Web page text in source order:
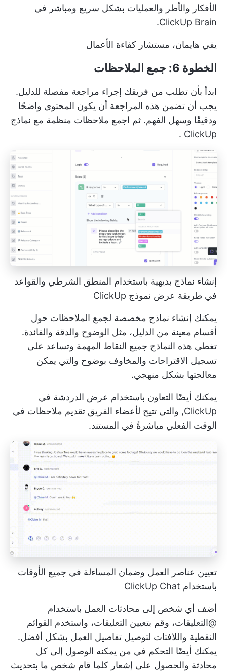
الأفكار والأطر والعمليات بشكل سريع ومباشر في
ClickUp Brain.
يفي هايمان، مستشار كفاءة الأعمال
الخطوة 6: جمع الملاحظات
ابدأ بأن تطلب من فريقك إجراء مراجعة مفصلة للدليل.
يجب أن تضمن هذه المراجعة أن يكون المحتوى واضحًا
ودقيقًا وسهل الفهم. ثم اجمع ملاحظات منظمة مع نماذج
ClickUp
.
إنشاء نماذج بديهية باستخدام المنطق الشرطي والقواعد
في طريقة عرض نموذج ClickUp
يمكنك إنشاء نماذج مخصصة لجمع الملاحظات حول
أقسام معينة من الدليل، مثل الوضوح والدقة والفائدة.
تغطي هذه النماذج جميع النقاط المهمة وتساعد على
تسجيل الاقتراحات والمخاوف بوضوح والتي يمكن
معالجتها بشكل منهجي.
يمكنك أيضًا التعاون باستخدام عرض الدردشة في
ClickUp, والتي تتيح لأعضاء الفريق تقديم ملاحظات في
الوقت الفعلي مباشرةً في المستند.
تعيين عناصر العمل وضمان المساءلة في جميع الأوقات
باستخدام ClickUp Chat
أضف أي شخص إلى محادثات العمل باستخدام
@التعليقات، وقم بتعيين التعليقات، واستخدم القوائم
النقطية واللافتات لتوصيل تفاصيل العمل بشكل أفضل.
يمكنك أيضًا التحكم في من يمكنه الوصول إلى كل
محادثة والحصول على إشعار كلما قام شخص ما بتحديث